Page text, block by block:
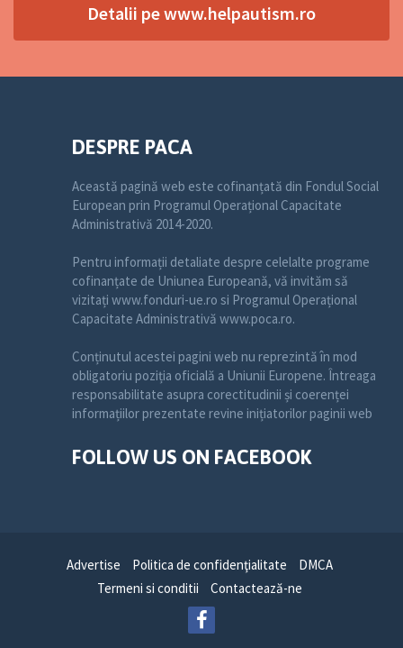
Detalii pe www.helpautism.ro
DESPRE PACA
Această pagină web este cofinanțată din Fondul Social
European prin Programul Operațional Capacitate
Administrativă 2014-2020.
Pentru informații detaliate despre celelalte programe
cofinanțate de Uniunea Europeană, vă invităm să
vizitați www.fonduri-ue.ro si Programul Operațional
Capacitate Administrativă www.poca.ro.
Conținutul acestei pagini web nu reprezintă în mod
obligatoriu poziția oficială a Uniunii Europene. Întreaga
responsabilitate asupra corectitudinii și coerenței
informațiilor prezentate revine inițiatorilor paginii web
FOLLOW US ON FACEBOOK
Advertise Politica de confidenţialitate
DMCA
Termeni si conditii
Contactează-ne